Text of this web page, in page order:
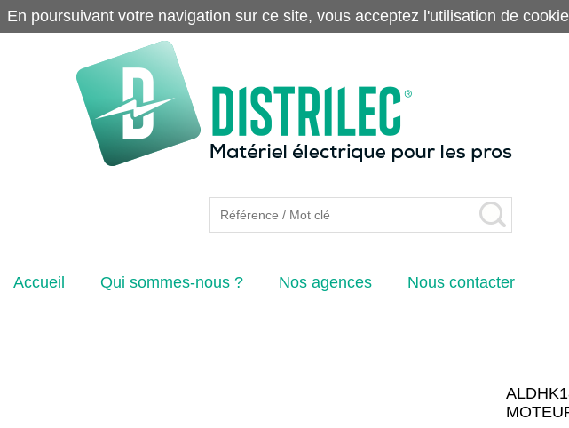
Accueil Qui sommes-nous ? Nos agences Nous contacter
En poursuivant votre navigation sur ce site, vous acceptez l'utilisation de